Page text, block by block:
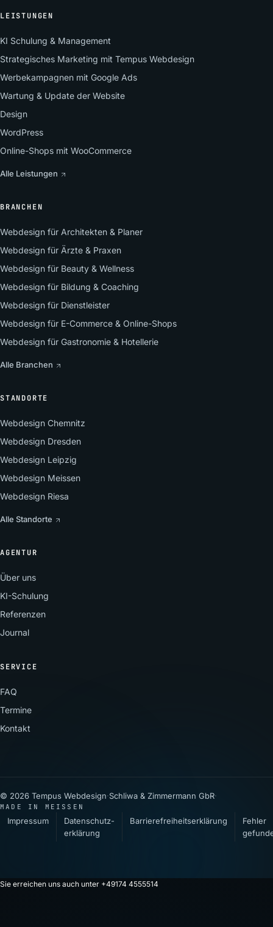
LEISTUNGEN
KI Schulung & Management
Strategisches Marketing mit Tempus Webdesign
Werbekampagnen mit Google Ads
Wartung & Update der Website
Design
WordPress
Online-Shops mit WooCommerce
Alle Leistungen
BRANCHEN
Webdesign für Architekten & Planer
Webdesign für Ärzte & Praxen
Webdesign für Beauty & Wellness
Webdesign für Bildung & Coaching
Webdesign für Dienstleister
Webdesign für E-Commerce & Online-Shops
Webdesign für Gastronomie & Hotellerie
Alle Branchen
STANDORTE
Webdesign Chemnitz
Webdesign Dresden
Webdesign Leipzig
Webdesign Meissen
Webdesign Riesa
Alle Standorte
AGENTUR
Über uns
KI-Schulung
Referenzen
Journal
SERVICE
FAQ
Termine
Kontakt
© 2026 Tempus Webdesign·Schliwa & Zimmermann GbR·
MADE IN MEISSEN
Impressum
Datenschutz­
erklärung
Barrierefreiheitserklärung
Fehler
Sie erreichen uns auch unter +49174 4555514